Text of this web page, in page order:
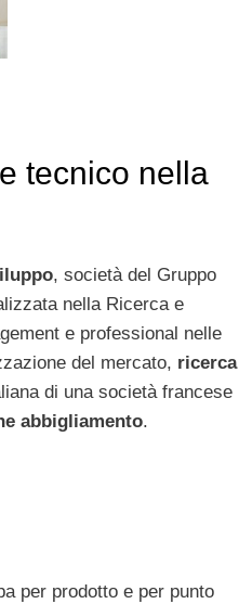
tecnico nella
, società del Gruppo
nella Ricerca e
e professional nelle
del mercato, ricerca
di una società francese
abbigliamento.
per prodotto e per punto